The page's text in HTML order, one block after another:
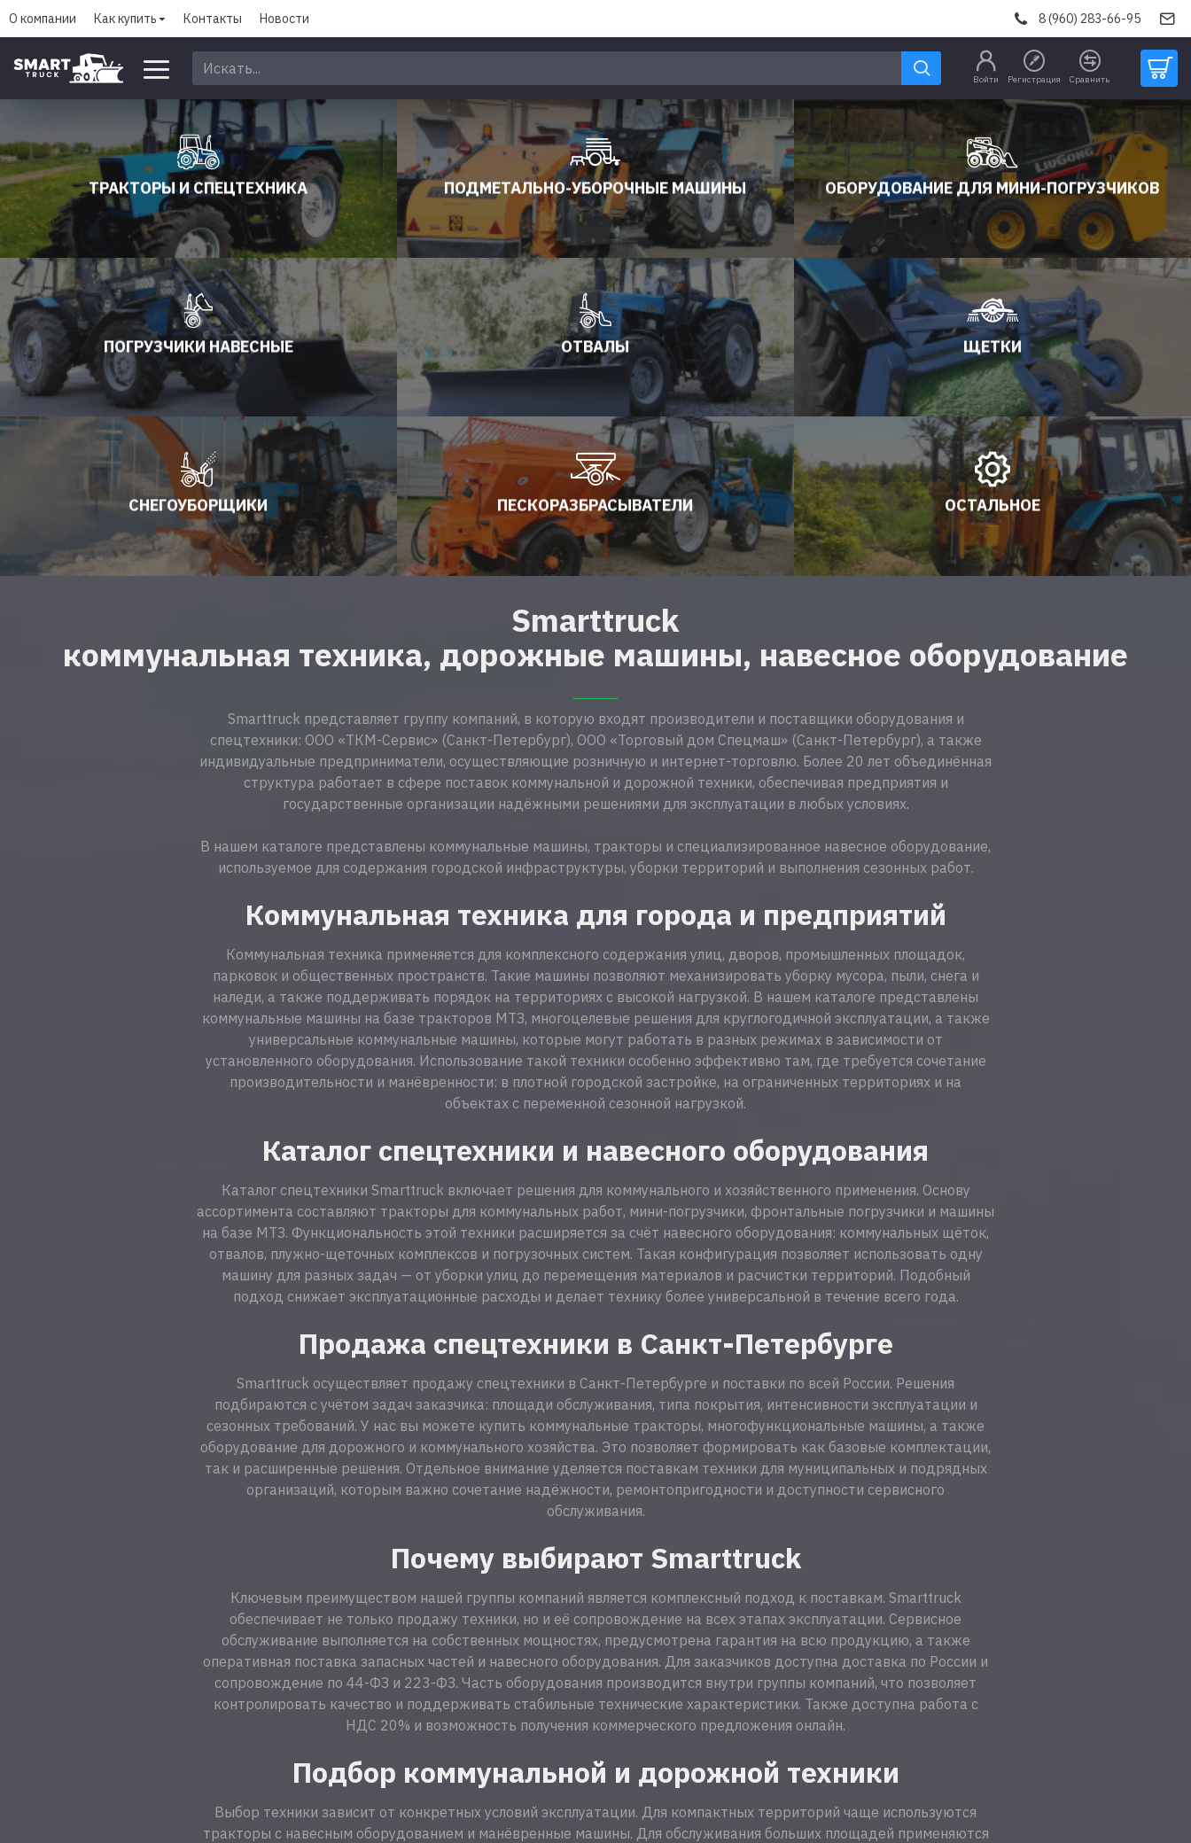
О компании Как купить Контакты Новости 8 (960) 283-66-95
Войти Регистрация Сравнить
ТРАКТОРЫ И СПЕЦТЕХНИКА ПОДМЕТАЛЬНО-УБОРОЧНЫЕ МАШИНЫ ОБОРУДОВАНИЕ ДЛЯ МИНИ-ПОГРУЗЧИКОВ
ПОГРУЗЧИКИ НАВЕСНЫЕ ОТВАЛЫ ЩЕТКИ
СНЕГОУБОРЩИКИ ПЕСКОРАЗБРАСЫВАТЕЛИ ОСТАЛЬНОЕ
Smarttruck
коммунальная техника, дорожные машины, навесное оборудование
Smarttruck представляет группу компаний, в которую входят производители и поставщики оборудования и
спецтехники: ООО «ТКМ-Сервис» (Санкт-Петербург), ООО «Торговый дом Спецмаш» (Санкт-Петербург), а также
индивидуальные предприниматели, осуществляющие розничную и интернет-торговлю. Более 20 лет объединённая
структура работает в сфере поставок коммунальной и дорожной техники, обеспечивая предприятия и
государственные организации надёжными решениями для эксплуатации в любых условиях.
В нашем каталоге представлены коммунальные машины, тракторы и специализированное навесное оборудование,
используемое для содержания городской инфраструктуры, уборки территорий и выполнения сезонных работ.
Коммунальная техника для города и предприятий
Коммунальная техника применяется для комплексного содержания улиц, дворов, промышленных площадок,
парковок и общественных пространств. Такие машины позволяют механизировать уборку мусора, пыли, снега и
наледи, а также поддерживать порядок на территориях с высокой нагрузкой. В нашем каталоге представлены
коммунальные машины на базе тракторов МТЗ, многоцелевые решения для круглогодичной эксплуатации, а также
универсальные коммунальные машины, которые могут работать в разных режимах в зависимости от
установленного оборудования. Использование такой техники особенно эффективно там, где требуется сочетание
производительности и манёвренности: в плотной городской застройке, на ограниченных территориях и на
объектах с переменной сезонной нагрузкой.
Каталог спецтехники и навесного оборудования
Каталог спецтехники Smarttruck включает решения для коммунального и хозяйственного применения. Основу
ассортимента составляют тракторы для коммунальных работ, мини-погрузчики, фронтальные погрузчики и машины
на базе МТЗ. Функциональность этой техники расширяется за счёт навесного оборудования: коммунальных щёток,
отвалов, плужно-щеточных комплексов и погрузочных систем. Такая конфигурация позволяет использовать одну
машину для разных задач — от уборки улиц до перемещения материалов и расчистки территорий. Подобный
подход снижает эксплуатационные расходы и делает технику более универсальной в течение всего года.
Продажа спецтехники в Санкт-Петербурге
Smarttruck осуществляет продажу спецтехники в Санкт-Петербурге и поставки по всей России. Решения
подбираются с учётом задач заказчика: площади обслуживания, типа покрытия, интенсивности эксплуатации и
сезонных требований. У нас вы можете купить коммунальные тракторы, многофункциональные машины, а также
оборудование для дорожного и коммунального хозяйства. Это позволяет формировать как базовые комплектации,
так и расширенные решения. Отдельное внимание уделяется поставкам техники для муниципальных и подрядных
организаций, которым важно сочетание надёжности, ремонтопригодности и доступности сервисного
обслуживания.
Почему выбирают Smarttruck
Ключевым преимуществом нашей группы компаний является комплексный подход к поставкам. Smarttruck
обеспечивает не только продажу техники, но и её сопровождение на всех этапах эксплуатации. Сервисное
обслуживание выполняется на собственных мощностях, предусмотрена гарантия на всю продукцию, а также
оперативная поставка запасных частей и навесного оборудования. Для заказчиков доступна доставка по России и
сопровождение по 44-ФЗ и 223-ФЗ. Часть оборудования производится внутри группы компаний, что позволяет
контролировать качество и поддерживать стабильные технические характеристики. Также доступна работа с
НДС 20% и возможность получения коммерческого предложения онлайн.
Подбор коммунальной и дорожной техники
Выбор техники зависит от конкретных условий эксплуатации. Для компактных территорий чаще используются
тракторы с навесным оборудованием и манёвренные машины. Для обслуживания больших площадей применяются